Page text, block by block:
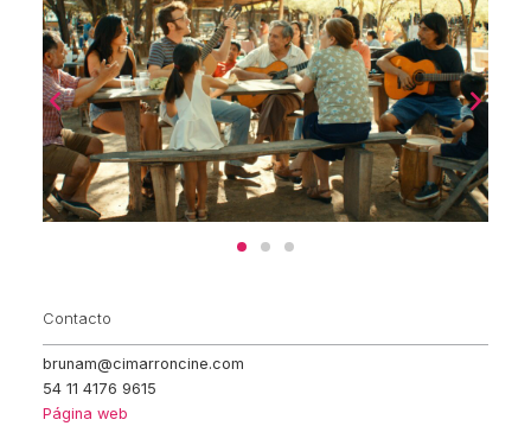
Contacto
brunam@cimarroncine.com
54 11 4176 9615
Página web